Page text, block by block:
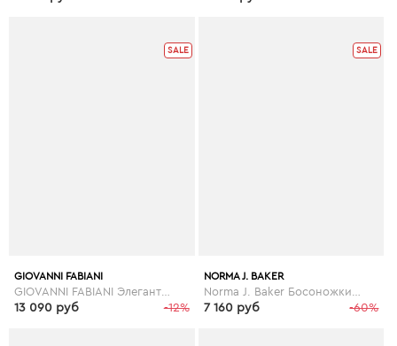
SALE
GIOVANNI FABIANI
-12%
13 090 руб
SALE
NORMA J. BAKER
-60%
7 160 руб